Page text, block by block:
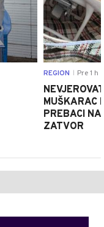
REGION Pre 1 h
MUŠKARAC
PREBACI
ZATVOR